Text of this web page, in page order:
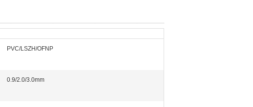
PVC/LSZH/OFNP
0.9/2.0/3.0mm